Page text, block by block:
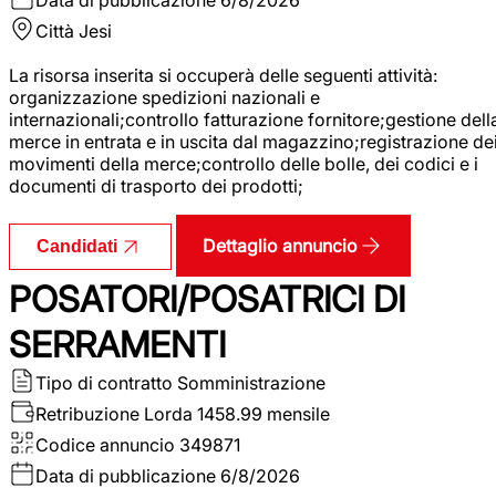
Città Jesi
La risorsa inserita si occuperà delle seguenti attività:
organizzazione spedizioni nazionali e
internazionali;controllo fatturazione fornitore;gestione
merce in entrata e in uscita dal magazzino;registrazione
movimenti della merce;controllo delle bolle, dei codici e i
documenti di trasporto dei prodotti;
Candidati Dettaglio annuncio
POSATORI/POSATRICI DI
SERRAMENTI
Tipo di contratto Somministrazione
Retribuzione Lorda 1458.99 mensile
Codice annuncio 349871
Data di pubblicazione 6/8/2026